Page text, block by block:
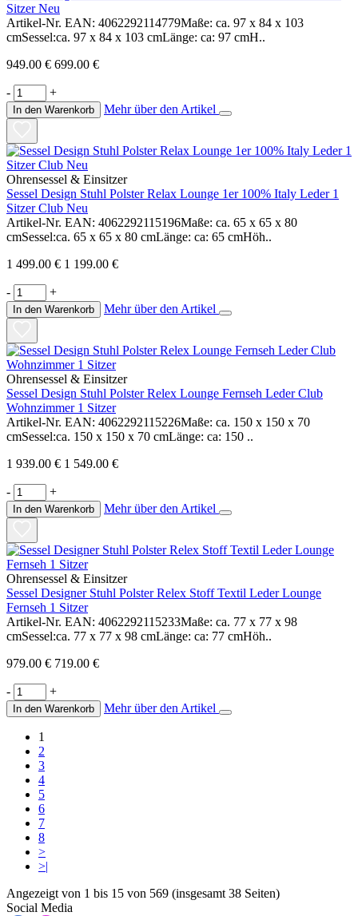
Sitzer Neu
Artikel-Nr. EAN: 4062292114779Maße: ca. 97 x 84 x 103
cmSessel:ca. 97 x 84 x 103 cmLänge: ca: 97 cmH..
949.00 € 699.00 €
- +
In den Warenkorb Mehr über den Artikel
Ohrensessel & Einsitzer
Sessel Design Stuhl Polster Relax Lounge 1er 100% Italy Leder 1
Sitzer Club Neu
Artikel-Nr. EAN: 4062292115196Maße: ca. 65 x 65 x 80
cmSessel:ca. 65 x 65 x 80 cmLänge: ca: 65 cmHöh..
1 499.00 € 1 199.00 €
- +
In den Warenkorb Mehr über den Artikel
Ohrensessel & Einsitzer
Sessel Design Stuhl Polster Relex Lounge Fernseh Leder Club
Wohnzimmer 1 Sitzer
Artikel-Nr. EAN: 4062292115226Maße: ca. 150 x 150 x 70
cmSessel:ca. 150 x 150 x 70 cmLänge: ca: 150 ..
1 939.00 € 1 549.00 €
- +
In den Warenkorb Mehr über den Artikel
Ohrensessel & Einsitzer
Sessel Designer Stuhl Polster Relex Stoff Textil Leder Lounge
Fernseh 1 Sitzer
Artikel-Nr. EAN: 4062292115233Maße: ca. 77 x 77 x 98
cmSessel:ca. 77 x 77 x 98 cmLänge: ca: 77 cmHöh..
979.00 € 719.00 €
- +
In den Warenkorb Mehr über den Artikel
1
2
3
4
5
6
7
8
>
>|
Angezeigt von 1 bis 15 von 569 (insgesamt 38 Seiten)
Social Media